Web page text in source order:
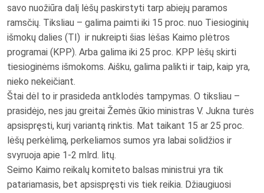
savo nuožiūra dalį lėšų paskirstyti tarp abiejų paramos
ramsčių. Tiksliau – galima paimti iki 15 proc. nuo Tiesioginių
išmokų dalies (TI) ir nukreipti šias lėšas Kaimo plėtros
programai (KPP). Arba galima iki 25 proc. KPP lėšų skirti
tiesioginėms išmokoms. Aišku, galima palikti ir taip, kaip yra,
nieko nekeičiant.
Štai dėl to ir prasideda antklodės tampymas. O tiksliau –
prasidėjo, nes jau greitai Žemės ūkio ministras V. Jukna turės
apsispręsti, kurį variantą rinktis. Mat taikant 15 ar 25 proc.
lėšų perkėlimą, perkeliamos sumos yra labai solidžios ir
svyruoja apie 1-2 mlrd. litų.
Seimo Kaimo reikalų komiteto balsas ministrui yra tik
patariamasis, bet apsispręsti vis tiek reikia. Džiaugiuosi